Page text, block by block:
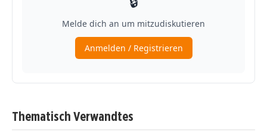
Thematisch Verwandtes